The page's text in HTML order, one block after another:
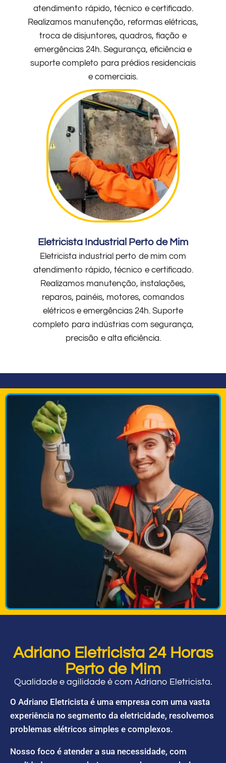
atendimento rápido, técnico e certificado.
Realizamos manutenção, reformas elétricas,
troca de disjuntores, quadros, fiação e
emergências 24h. Segurança, eficiência e
suporte completo para prédios residenciais
e comerciais.
Eletricista Industrial Perto de Mim
Eletricista industrial perto de mim com
atendimento rápido, técnico e certificado.
Realizamos manutenção, instalações,
reparos, painéis, motores, comandos
elétricos e emergências 24h. Suporte
completo para indústrias com segurança,
precisão e alta eficiência.
Adriano Eletricista 24 Horas
Perto de Mim
Qualidade e agilidade é com Adriano Eletricista.
O Adriano Eletricista é uma empresa com uma vasta
experiência no segmento da eletricidade, resolvemos
problemas elétricos simples e complexos.
Nosso foco é atender a sua necessidade, com